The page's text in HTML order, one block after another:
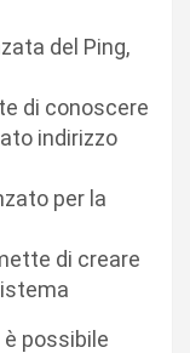
del Ping,
di conoscere
indirizzo
per la
di creare
possibile